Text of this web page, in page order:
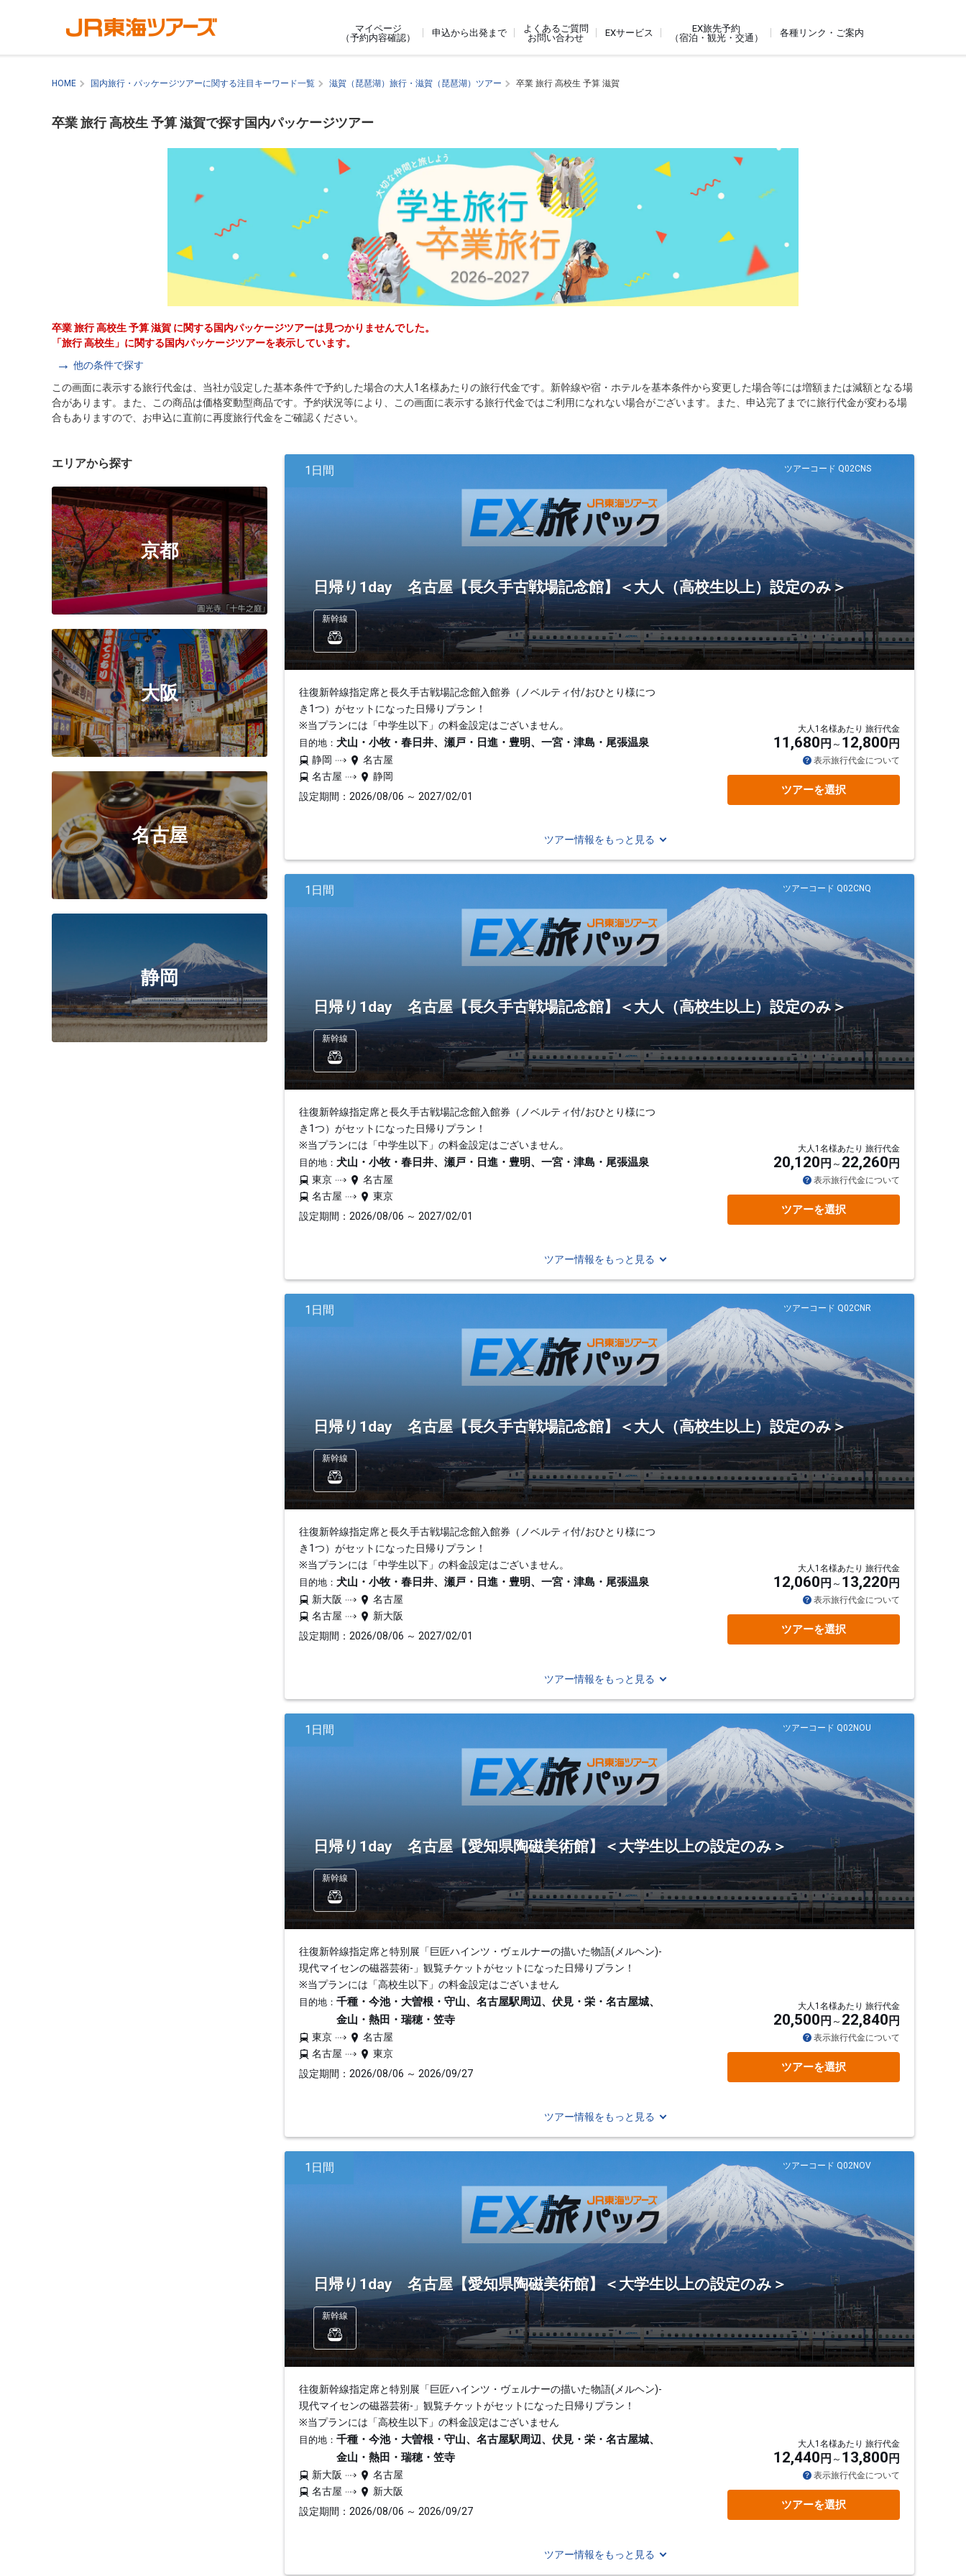
マイページ
（予約内容確認）
申込から出発まで
よくあるご質問
お問い合わせ
EXサービス
EX旅先予約
（宿泊・観光・交通）
各種リンク・ご案内
HOME 国内旅行・パッケージツアーに関する注目キーワード一覧 滋賀（琵琶湖）旅行・滋賀（琵琶湖）ツアー 卒業 旅行 高校生 予算 滋賀
卒業 旅行 高校生 予算 滋賀で探す国内パッケージツアー
卒業 旅行 高校生 予算 滋賀 に関する国内パッケージツアーは見つかりませんでした。
「旅行 高校生」に関する国内パッケージツアーを表示しています。
他の条件で探す
この画面に表示する旅行代金は、当社が設定した基本条件で予約した場合の大人1名様あたりの旅行代金です。新幹線や宿・ホテルを基本条件から変更した場合等には増額または減額となる場
合があります。また、この商品は価格変動型商品です。予約状況等により、この画面に表示する旅行代金ではご利用になれない場合がございます。また、申込完了までに旅行代金が変わる場
合もありますので、お申込に直前に再度旅行代金をご確認ください。
エリアから探す
京都
大阪
名古屋
静岡
ツアーコード Q02CNS
1日間
日帰り1day 名古屋【長久手古戦場記念館】＜大人（高校生以上）設定のみ＞
新幹線
往復新幹線指定席と長久手古戦場記念館入館券（ノベルティ付/おひとり様につ
き1つ）がセットになった日帰りプラン！
※当プランには「中学生以下」の料金設定はございません。
目的地： 犬山・小牧・春日井、瀬戸・日進・豊明、一宮・津島・尾張温泉
静岡
名古屋
名古屋
静岡
設定期間：2026/08/06 ～ 2027/02/01
大人1名様あたり 旅行代金
11,680 円 12,800 円
表示旅行代金について
ツアーを選択
ツアー情報をもっと見る
ツアーコード Q02CNQ
1日間
日帰り1day 名古屋【長久手古戦場記念館】＜大人（高校生以上）設定のみ＞
新幹線
往復新幹線指定席と長久手古戦場記念館入館券（ノベルティ付/おひとり様につ
き1つ）がセットになった日帰りプラン！
※当プランには「中学生以下」の料金設定はございません。
目的地： 犬山・小牧・春日井、瀬戸・日進・豊明、一宮・津島・尾張温泉
東京
名古屋
名古屋
東京
設定期間：2026/08/06 ～ 2027/02/01
大人1名様あたり 旅行代金
20,120 円 22,260 円
表示旅行代金について
ツアーを選択
ツアー情報をもっと見る
ツアーコード Q02CNR
1日間
日帰り1day 名古屋【長久手古戦場記念館】＜大人（高校生以上）設定のみ＞
新幹線
往復新幹線指定席と長久手古戦場記念館入館券（ノベルティ付/おひとり様につ
き1つ）がセットになった日帰りプラン！
※当プランには「中学生以下」の料金設定はございません。
目的地： 犬山・小牧・春日井、瀬戸・日進・豊明、一宮・津島・尾張温泉
新大阪
名古屋
名古屋
新大阪
設定期間：2026/08/06 ～ 2027/02/01
大人1名様あたり 旅行代金
12,060 円 13,220 円
表示旅行代金について
ツアーを選択
ツアー情報をもっと見る
ツアーコード Q02NOU
1日間
日帰り1day 名古屋【愛知県陶磁美術館】＜大学生以上の設定のみ＞
新幹線
往復新幹線指定席と特別展「巨匠ハインツ・ヴェルナーの描いた物語(メルヘン)-
現代マイセンの磁器芸術-」観覧チケットがセットになった日帰りプラン！
※当プランには「高校生以下」の料金設定はございません
目的地： 千種・今池・大曽根・守山、名古屋駅周辺、伏見・栄・名古屋城、
金山・熱田・瑞穂・笠寺
東京
名古屋
名古屋
東京
設定期間：2026/08/06 ～ 2026/09/27
大人1名様あたり 旅行代金
20,500 円 22,840 円
表示旅行代金について
ツアーを選択
ツアー情報をもっと見る
ツアーコード Q02NOV
1日間
日帰り1day 名古屋【愛知県陶磁美術館】＜大学生以上の設定のみ＞
新幹線
往復新幹線指定席と特別展「巨匠ハインツ・ヴェルナーの描いた物語(メルヘン)-
現代マイセンの磁器芸術-」観覧チケットがセットになった日帰りプラン！
※当プランには「高校生以下」の料金設定はございません
目的地： 千種・今池・大曽根・守山、名古屋駅周辺、伏見・栄・名古屋城、
金山・熱田・瑞穂・笠寺
新大阪
名古屋
名古屋
新大阪
設定期間：2026/08/06 ～ 2026/09/27
大人1名様あたり 旅行代金
12,440 円 13,800 円
表示旅行代金について
ツアーを選択
ツアー情報をもっと見る